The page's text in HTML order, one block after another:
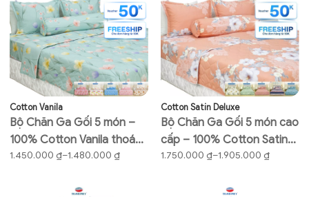
2.370.000 ₫
1.480.000 ₫
Cotton Vanila
Bộ Chăn Ga Gối 5 món –
100% Cotton Vanila thoáng
mát (Vỏ gối lót gòn) (1)
1.450.000₫–1.480.000₫
Khoảng
Cotton Satin Deluxe
Bộ Chăn Ga Gối 5 món cao
cấp – 100% Cotton Satin
Deluxe -mềm mại,thoáng
1.750.000 ₫–1.905.000 ₫
Khoảng